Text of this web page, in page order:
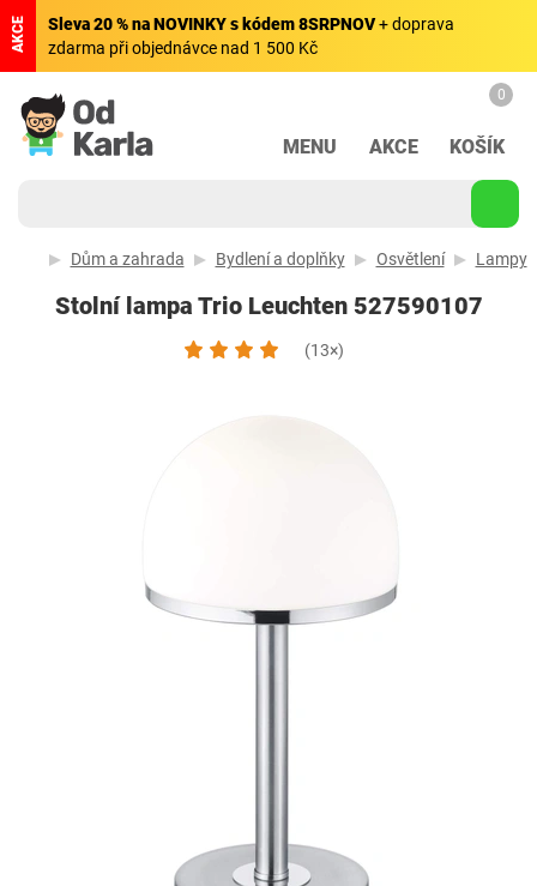
AKCE Sleva 20 % na NOVINKY s kódem 8SRPNOV+ doprava
zdarma při objednávce nad 1 500 Kč
MENU AKCE
0
KOŠÍK
Dům a zahrada Bydlení a doplňky Osvětlení Lampy
Stolní lampa Trio Leuchten 527590107
(13×)